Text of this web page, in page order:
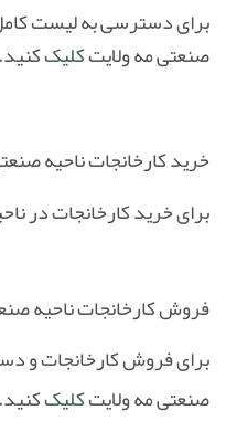
برای دسترسی به لیست
صنعتی مه ولایتکلیککنید.
خرید کارخانجات ناحیه
برای خرید کارخانجات در
فروش کارخانجات ناحیه
برای فروش کارخانجات و
صنعتی مه ولایتکلیککنید.